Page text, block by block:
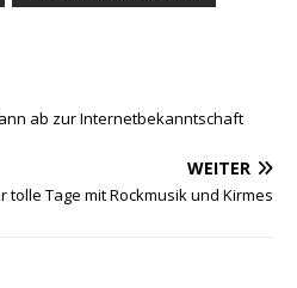
ab zur Internetbekanntschaft
WEITER
tolle Tage mit Rockmusik und Kirmes